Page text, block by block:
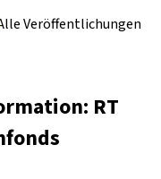
Veröffentlichungen
RT